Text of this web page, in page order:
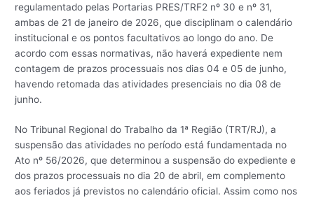
regulamentado pelas Portarias PRES/TRF2 nº 30 e nº 31,
ambas de 21 de janeiro de 2026, que disciplinam o calendário
institucional e os pontos facultativos ao longo do ano. De
acordo com essas normativas, não haverá expediente nem
contagem de prazos processuais nos dias 04 e 05 de junho,
havendo retomada das atividades presenciais no dia 08 de
junho.
No Tribunal Regional do Trabalho da 1ª Região (TRT/RJ), a
suspensão das atividades no período está fundamentada no
Ato nº 56/2026, que determinou a suspensão do expediente e
dos prazos processuais no dia 20 de abril, em complemento
aos feriados já previstos no calendário oficial. Assim como nos